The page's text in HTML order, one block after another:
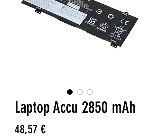
Laptop Accu 2850 mAh
48,57 €Preis